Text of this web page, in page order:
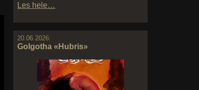
Les hele…
20.06.2026:
Golgotha «Hubris»